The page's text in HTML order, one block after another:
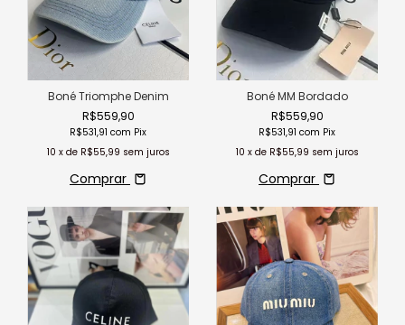
Boné Triomphe Denim
R$559,90
R$531,91 com Pix
10 x de R$55,99 sem juros
Comprar
Boné MM Bordado
R$559,90
R$531,91 com Pix
10 x de R$55,99 sem juros
Comprar